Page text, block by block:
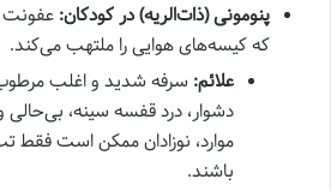
پنومونی (ذات‌الریه) در کودکان: عفونت
که کیسه‌های هوایی را ملتهب می‌کند.
علائم: سرفه شدید و اغلب
دشوار، درد قفسه سینه،
موارد، نوزادان ممکن است
باشند.